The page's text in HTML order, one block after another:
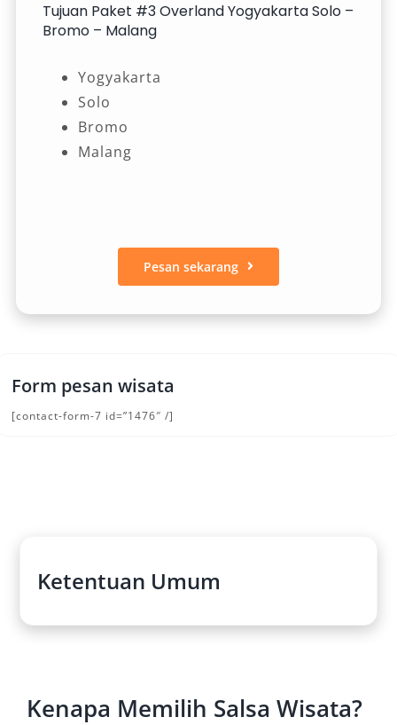
Tujuan Paket #3 Overland Yogyakarta Solo –
Bromo – Malang
Yogyakarta
Solo
Bromo
Malang
Pesan sekarang
Form pesan wisata
[contact-form-7 id=”1476″ /]
Ketentuan Umum
Kenapa Memilih Salsa Wisata?